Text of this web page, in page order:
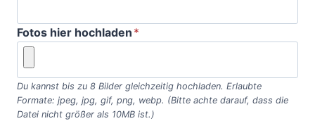
Fotos hier hochladen *
Du kannst bis zu 8 Bilder gleichzeitig hochladen. Erlaubte
Formate: jpeg, jpg, gif, png, webp. (Bitte achte darauf, dass die
Datei nicht größer als 10MB ist.)